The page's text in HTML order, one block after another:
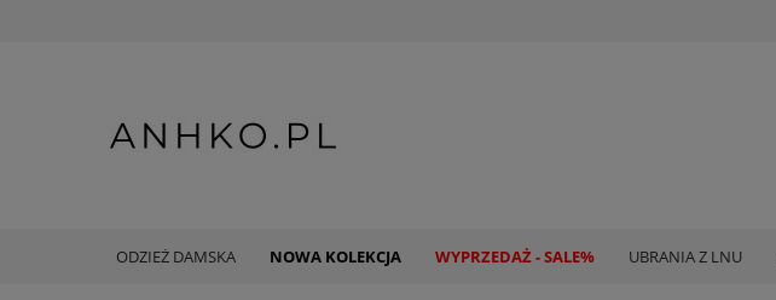
ODZIEŻ DAMSKA NOWA KOLEKCJA WYPRZEDAŻ - SALE% UBRANIA Z LNU